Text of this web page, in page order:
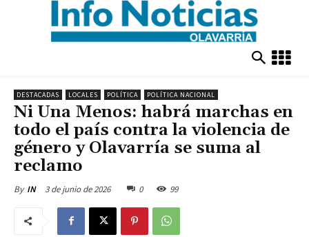
DESTACADAS LOCALES POLÍTICA POLÍTICA NACIONAL
Ni Una Menos: habrá marchas en
todo el país contra la violencia de
género y Olavarría se suma al
reclamo
By IN 3 de junio de 2026 0 99